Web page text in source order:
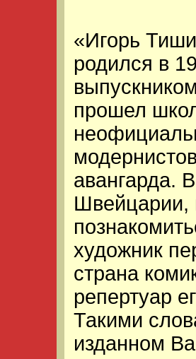
«Игорь
родился в
прошел
авангарда.
Швейцарии,
художник
страна
репертуар
Такими
изданном